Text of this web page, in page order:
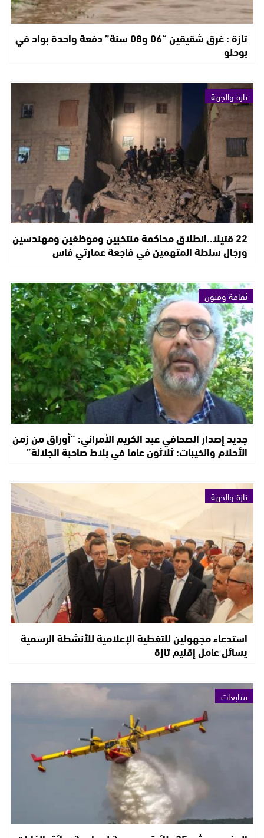
تازة : غرق شقيقين “06 و08 سنة” دفعة واحدة بواد في
بوحلو
تازة والجهة
22 قتيلا..انطلاق محاكمة منتخبين وموظفين ومهندسين
ورجال سلطة المتهمين في فاجعة عمارتي فاس
ثقافة وفنون
جديد إصدار الصحافي عبد الكريم الأمراني: “أوراق من زمن
الأحلام والخيبات: ثلاثون عاما في بلاط صاحبة الجلالة”
تازة والجهة
استدعاء مجهولين للتغطية الإعلامية للأنشطة الرسمية
يسائل عامل إقليم تازة
متابعات